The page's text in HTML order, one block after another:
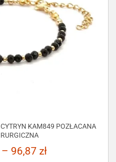
KAM849 POZŁACANA
– 96,87 zł